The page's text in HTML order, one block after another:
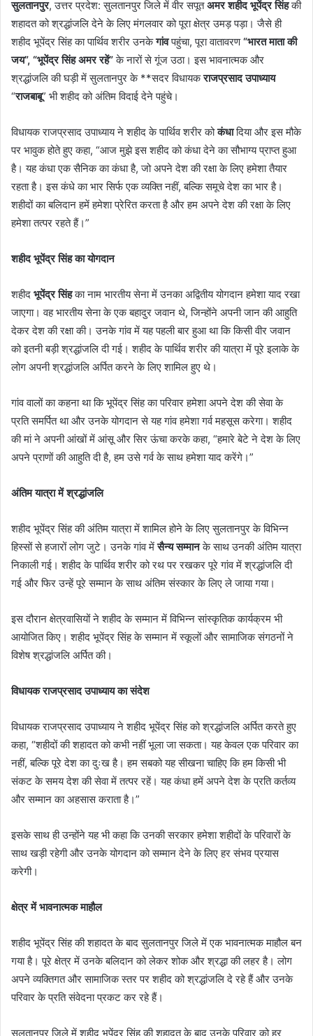
सुलतानपुर, उत्तर प्रदेश: सुलतानपुर जिले में वीर सपूतअमर शहीद भूपेंद्र सिंहकी
शहादत को श्रद्धांजलि देने के लिए मंगलवार को पूरा क्षेत्र उमड़ पड़ा। जैसे ही
शहीद भूपेंद्र सिंह का पार्थिव शरीर उनकेगांवपहुंचा, पूरा वातावरण“भारत माता की
जय”, “भूपेंद्र सिंह अमर रहें”के नारों से गूंज उठा। इस भावनात्मक और
श्रद्धांजलि की घड़ी में सुलतानपुर के **सदर विधायकराजप्रसाद उपाध्याय
“राजबाबू” भी शहीद को अंतिम विदाई देने पहुंचे।
विधायक राजप्रसाद उपाध्याय ने शहीद के पार्थिव शरीर कोकंधादिया और इस मौके
पर भावुक होते हुए कहा, “आज मुझे इस शहीद को कंधा देने का सौभाग्य प्राप्त हुआ
है। यह कंधा एक सैनिक का कंधा है, जो अपने देश की रक्षा के लिए हमेशा तैयार
रहता है। इस कंधे का भार सिर्फ एक व्यक्ति नहीं, बल्कि समूचे देश का भार है।
शहीदों का बलिदान हमें हमेशा प्रेरित करता है और हम अपने देश की रक्षा के लिए
हमेशा तत्पर रहते हैं।”
शहीद भूपेंद्र सिंह का योगदान
शहीद भूपेंद्र सिंहका नाम भारतीय सेना में उनका अद्वितीय योगदान हमेशा याद रखा
जाएगा। वह भारतीय सेना के एक बहादुर जवान थे, जिन्होंने अपनी जान की आहुति
देकर देश की रक्षा की। उनके गांव में यह पहली बार हुआ था कि किसी वीर जवान
को इतनी बड़ी श्रद्धांजलि दी गई। शहीद के पार्थिव शरीर की यात्रा में पूरे इलाके के
लोग अपनी श्रद्धांजलि अर्पित करने के लिए शामिल हुए थे।
गांव वालों का कहना था कि भूपेंद्र सिंह का परिवार हमेशा अपने देश की सेवा के
प्रति समर्पित था और उनके योगदान से यह गांव हमेशा गर्व महसूस करेगा। शहीद
की मां ने अपनी आंखों में आंसू और सिर ऊंचा करके कहा, “हमारे बेटे ने देश के लिए
अपने प्राणों की आहुति दी है, हम उसे गर्व के साथ हमेशा याद करेंगे।”
अंतिम यात्रा में श्रद्धांजलि
शहीद भूपेंद्र सिंह की अंतिम यात्रा में शामिल होने के लिए सुलतानपुर के विभिन्न
हिस्सों से हजारों लोग जुटे। उनके गांव मेंसैन्य सम्मानके साथ उनकी अंतिम यात्रा
निकाली गई। शहीद के पार्थिव शरीर को रथ पर रखकर पूरे गांव में श्रद्धांजलि दी
गई और फिर उन्हें पूरे सम्मान के साथ अंतिम संस्कार के लिए ले जाया गया।
इस दौरान क्षेत्रवासियों ने शहीद के सम्मान में विभिन्न सांस्कृतिक कार्यक्रम भी
आयोजित किए। शहीद भूपेंद्र सिंह के सम्मान में स्कूलों और सामाजिक संगठनों ने
विशेष श्रद्धांजलि अर्पित की।
विधायक राजप्रसाद उपाध्याय का संदेश
विधायक राजप्रसाद उपाध्याय ने शहीद भूपेंद्र सिंह को श्रद्धांजलि अर्पित करते हुए
कहा, “शहीदों की शहादत को कभी नहीं भूला जा सकता। यह केवल एक परिवार का
नहीं, बल्कि पूरे देश का दुःख है। हम सबको यह सीखना चाहिए कि हम किसी भी
संकट के समय देश की सेवा में तत्पर रहें। यह कंधा हमें अपने देश के प्रति कर्तव्य
और सम्मान का अहसास कराता है।”
इसके साथ ही उन्होंने यह भी कहा कि उनकी सरकार हमेशा शहीदों के परिवारों के
साथ खड़ी रहेगी और उनके योगदान को सम्मान देने के लिए हर संभव प्रयास
करेगी।
क्षेत्र में भावनात्मक माहौल
शहीद भूपेंद्र सिंह की शहादत के बाद सुलतानपुर जिले में एक भावनात्मक माहौल बन
गया है। पूरे क्षेत्र में उनके बलिदान को लेकर शोक और श्रद्धा की लहर है। लोग
अपने व्यक्तिगत और सामाजिक स्तर पर शहीद को श्रद्धांजलि दे रहे हैं और उनके
परिवार के प्रति संवेदना प्रकट कर रहे हैं।
सुलतानपुर जिले में शहीद भूपेंद्र सिंह की शहादत के बाद उनके परिवार को हर